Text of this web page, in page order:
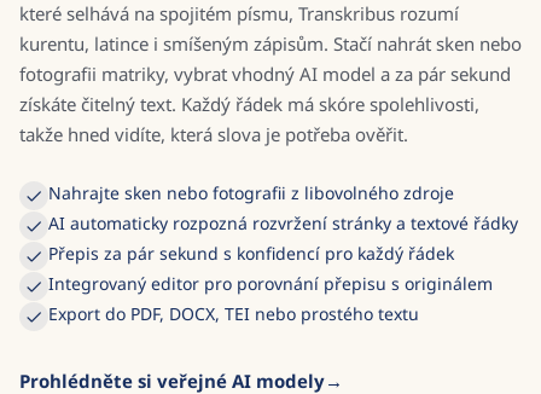
které selhává na spojitém písmu, Transkribus rozumí
kurentu, latince i smíšeným zápisům. Stačí nahrát sken nebo
fotografii matriky, vybrat vhodný AI model a za pár sekund
získáte čitelný text. Každý řádek má skóre spolehlivosti,
takže hned vidíte, která slova je potřeba ověřit.
Nahrajte sken nebo fotografii z libovolného zdroje
AI automaticky rozpozná rozvržení stránky a textové řádky
Přepis za pár sekund s konfidencí pro každý řádek
Integrovaný editor pro porovnání přepisu s originálem
Export do PDF, DOCX, TEI nebo prostého textu
Prohlédněte si veřejné AI modely